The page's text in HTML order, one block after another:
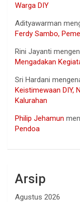
Warga DIY
Adityawarman
Ferdy Sambo,
Rini Jayanti
Mengadakan
Sri Hardani
Keistimewaan DIY,
Kalurahan
Philip Jehamun
Pendoa
Arsip
Agustus 2026